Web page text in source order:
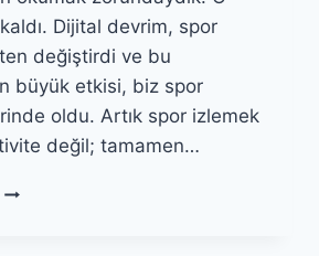
Dijital devrim, spor
değiştirdi ve bu
büyük etkisi, biz spor
oldu. Artık spor izlemek
değil; tamamen…
DIJITAL